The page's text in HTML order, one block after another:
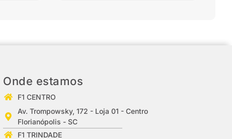
Onde estamos
F1 CENTRO
Av. Trompowsky, 172 - Loja 01 - Centro
Florianópolis - SC
F1 TRINDADE